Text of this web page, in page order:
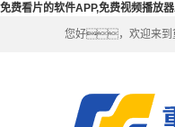
免费看片的软件APP,免费视频播放
您好，欢迎来到